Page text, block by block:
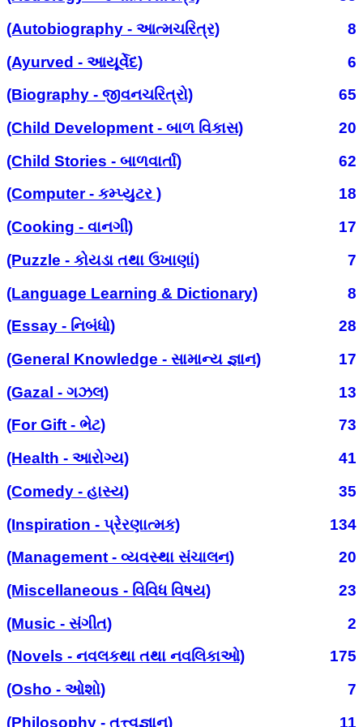
(Autobiography - આત્મચરિત્ર)
8
(Ayurved - આયૂર્વેદ)
6
(Biography - જીવનચરિત્રો)
65
(Child Development - બાળ વિકાસ)
20
(Child Stories - બાળવાર્તા)
62
(Computer - કમ્પ્યુટર )
18
(Cooking - વાનગી)
17
(Puzzle - કોયડા તથા ઉખાણાં)
7
(Language Learning & Dictionary)
8
(Essay - નિબંધો)
28
(General Knowledge - સામાન્ય જ્ઞાન)
17
(Gazal - ગઝલ)
13
(For Gift - ભેટ)
73
(Health - આરોગ્ય)
41
(Comedy - હાસ્ય)
35
(Inspiration - પ્રેરણાત્મક)
134
(Management - વ્યવસ્થા સંચાલન)
20
(Miscellaneous - વિવિધ વિષય)
23
(Music - સંગીત)
2
(Novels - નવલકથા તથા નવલિકાઓ)
175
(Osho - ઓશો)
7
(Philosophy - તત્ત્વજ્ઞાન)
11